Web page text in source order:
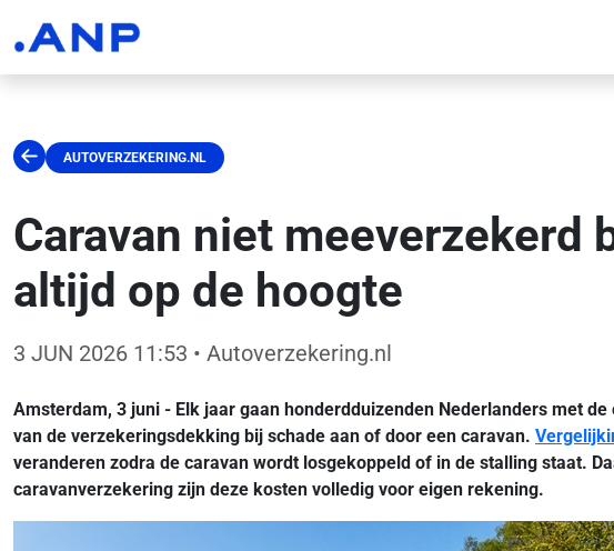
AUTOVERZEKERING.NL
Caravan niet
altijd op de hoogte
3 JUN 2026 11:53 • Autoverzekering.nl
Amsterdam, 3 juni - Elk jaar gaan honderdduizenden Nederlanders met
van de verzekeringsdekking bij schade aan of door een caravan.
veranderen zodra de caravan wordt losgekoppeld of in de stalling staat.
caravanverzekering zijn deze kosten volledig voor eigen rekening.